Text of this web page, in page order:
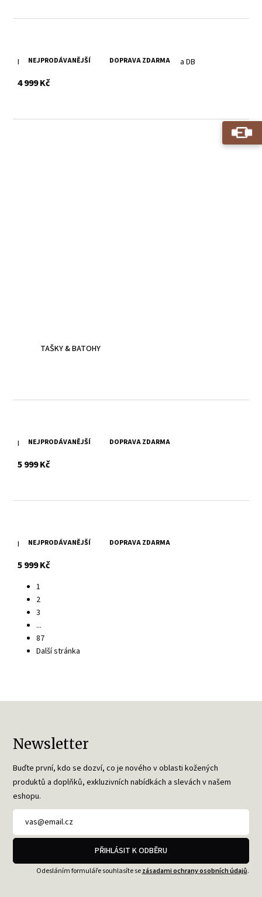
NEJPRODÁVANĚJŠÍ DOPRAVA ZDARMA
Dámská černá kožená bunda s límcem MWXoana DB
4 999 Kčs DPH
TAŠKY & BATOHY
NEJPRODÁVANĚJŠÍ DOPRAVA ZDARMA
Dámský koňakový kožený křivák MWXarah DB
5 999 Kčs DPH
NEJPRODÁVANĚJŠÍ DOPRAVA ZDARMA
Dámský červený kožený křivák MWXarah DB
5 999 Kčs DPH
1
2
3
...
87
Další stránka
Newsletter
Buďte první, kdo se dozví, co je nového v oblasti kožených
produktů a doplňků, exkluzivních nabídkách a slevách v našem
eshopu.
PŘIHLÁSIT K ODBĚRU
Odesláním formuláře souhlasíte sezásadami ochrany osobních údajů.